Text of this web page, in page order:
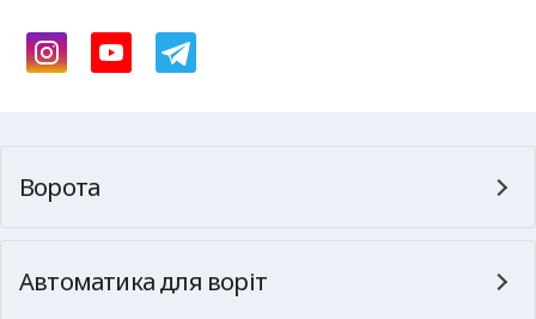
Ворота
Автоматика для воріт